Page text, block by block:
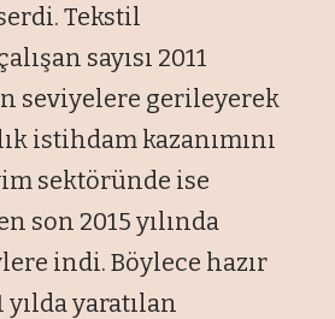
Tekstil
sayısı 2011
seviyelere gerileyerek
istihdam kazanımını
sektöründe ise
son 2015 yılında
indi. Böylece hazır
yaratılan